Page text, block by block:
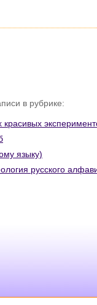
в рубрике:
языку)
русского